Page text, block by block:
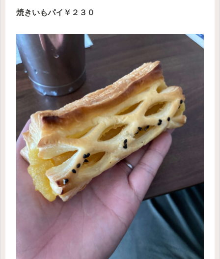
焼きいもパイ￥２３０